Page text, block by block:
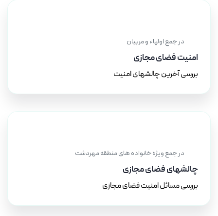
در جمع اولیاء و مربیان
امنیت فضای مجازی
بررسی آخرین چالشهای امنیت
در جمع ویژه خانواده های منطقه مهردشت
چالشهای فضای مجازی
بررسی مسائل امنیت فضای مجازی